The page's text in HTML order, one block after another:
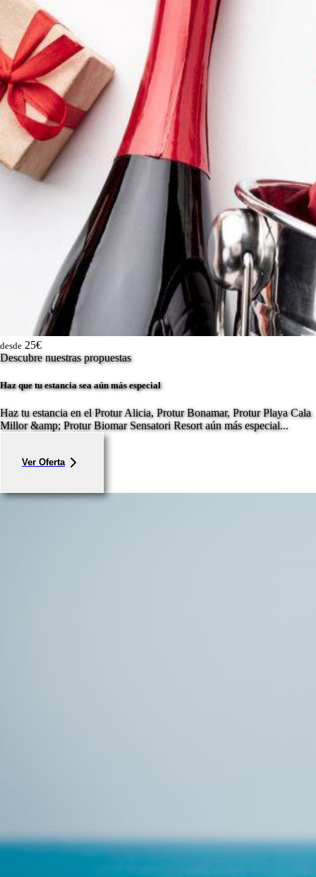
desde 25€
Descubre nuestras propuestas
Haz que tu estancia sea aún más especial
Haz tu estancia en el Protur Alicia, Protur Bonamar, Protur Playa Cala
Millor &amp; Protur Biomar Sensatori Resort aún más especial...
Ver Oferta